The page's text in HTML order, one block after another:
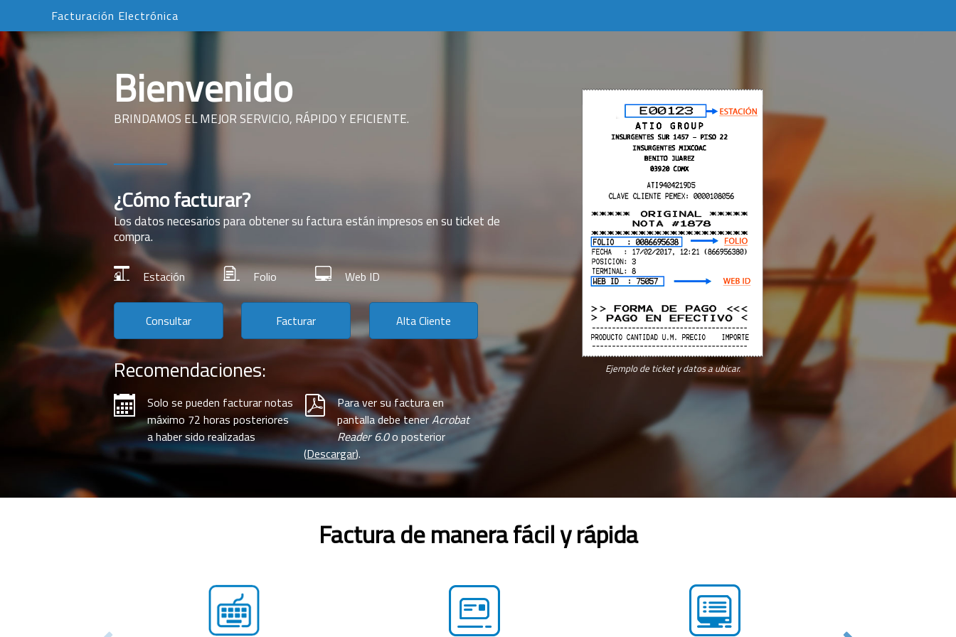
Facturación Electrónica
Bienvenido
BRINDAMOS EL MEJOR SERVICIO, RÁPIDO Y EFICIENTE.
¿Cómo facturar?
Los datos necesarios para obtener su factura están impresos en su ticket de
compra.
Estación Folio Web ID
Consultar Facturar Alta Cliente
Recomendaciones:
Solo se pueden facturar notas
máximo 72 horas posteriores
a haber sido realizadas
Para ver su factura en
pantalla debe tenerAcrobat
Reader 6.0o posterior
(Descargar).
Ejemplo de ticket y datos a ubicar.
Factura de manera fácil y rápida